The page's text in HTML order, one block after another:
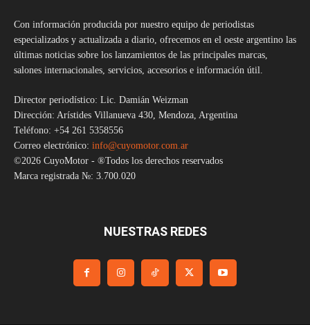
Con información producida por nuestro equipo de periodistas
especializados y actualizada a diario, ofrecemos en el oeste argentino las
últimas noticias sobre los lanzamientos de las principales marcas,
salones internacionales, servicios, accesorios e información útil.
Director periodístico: Lic. Damián Weizman
Dirección: Arístides Villanueva 430, Mendoza, Argentina
Teléfono: +54 261 5358556
Correo electrónico: info@cuyomotor.com.ar
©2026 CuyoMotor - ®Todos los derechos reservados
Marca registrada №: 3.700.020
NUESTRAS REDES